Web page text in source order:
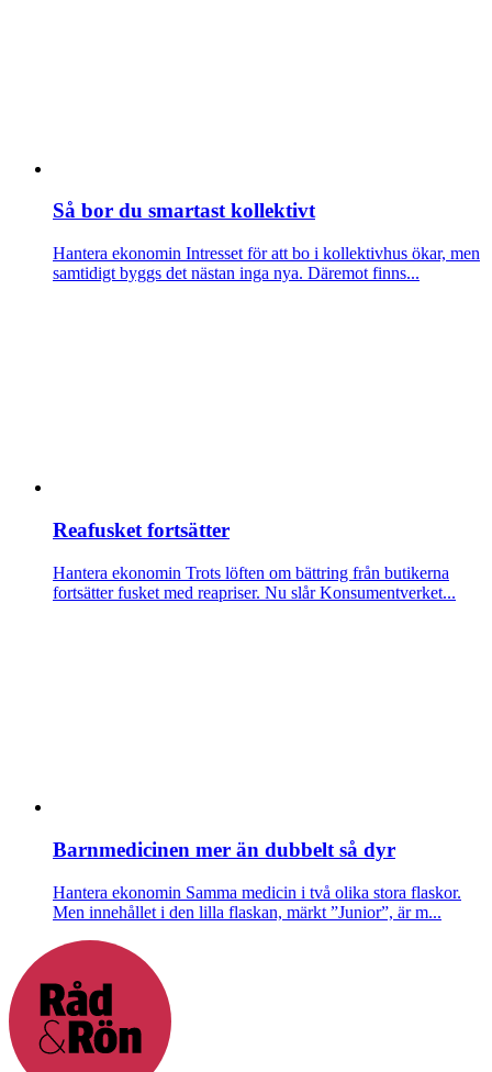
Så bor du smartast kollektivt
Hantera ekonomin Intresset för att bo i kollektivhus ökar, men
samtidigt byggs det nästan inga nya. Däremot finns...
Reafusket fortsätter
Hantera ekonomin Trots löften om bättring från butikerna
fortsätter fusket med reapriser. Nu slår Konsumentverket...
Barnmedicinen mer än dubbelt så dyr
Hantera ekonomin Samma medicin i två olika stora flaskor.
Men innehållet i den lilla flaskan, märkt ”Junior”, är m...